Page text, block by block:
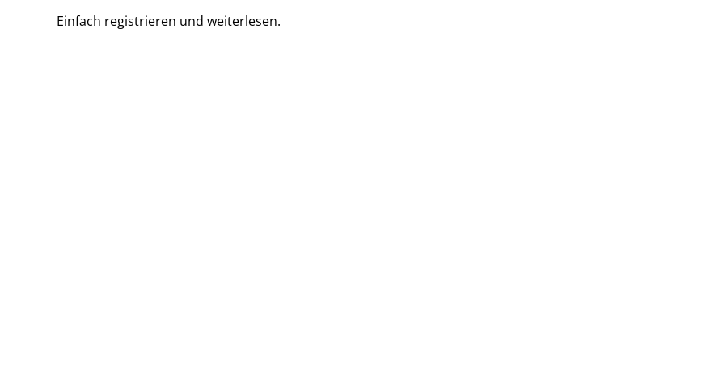
Einfach registrieren und weiterlesen.